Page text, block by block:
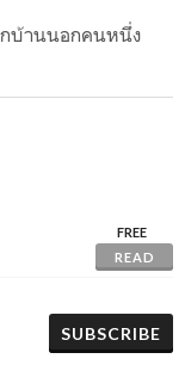
กบ้านนอกคนหนึ่ง
FREE
READ
SUBSCRIBE